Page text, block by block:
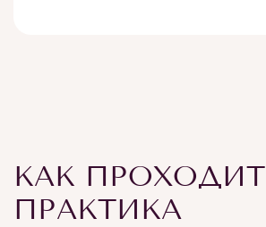
КАК ПРОХОДИТ
ПРАКТИКА